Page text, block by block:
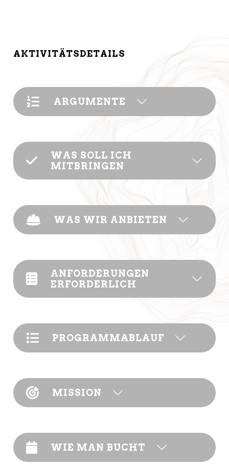
AKTIVITÄTSDETAILS
ARGUMENTE
WAS SOLL ICH
MITBRINGEN
WAS WIR ANBIETEN
ANFORDERUNGEN
ERFORDERLICH
PROGRAMMABLAUF
MISSION
WIE MAN BUCHT